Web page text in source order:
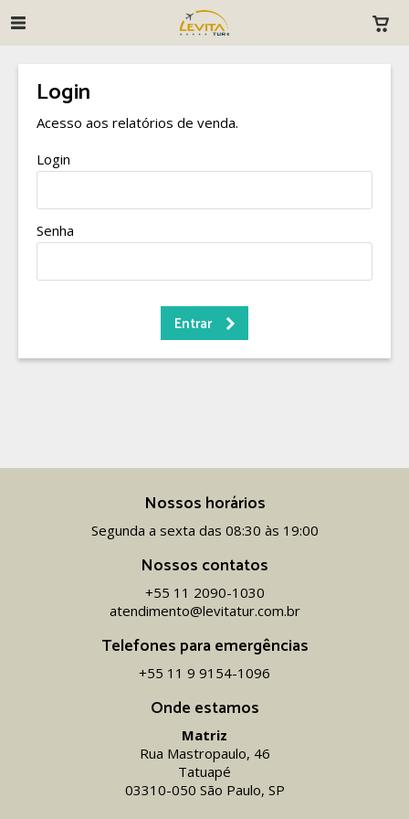
Login
Acesso aos relatórios de venda.
Login
Senha
Onde estamos
Matriz
Rua Mastropaulo, 46
Tatuapé
03310-050 São Paulo, SP
Nossos horários
Segunda a sexta das 08:30 às 19:00
Nossos contatos
+55 11 2090-1030
atendimento@levitatur.com.br
Telefones para emergências
+55 11 9 9154-1096‬